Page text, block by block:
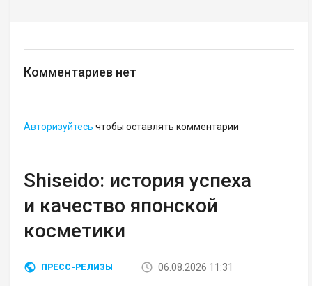
Комментариев нет
Авторизуйтесь чтобы оставлять комментарии
Shiseido: история успеха
и качество японской
косметики
ПРЕСС-РЕЛИЗЫ 06.08.2026 11:31